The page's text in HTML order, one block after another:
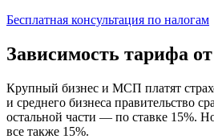
Бесплатная консультация по налогам
Зависимость тарифа
Крупный бизнес и МСП платят
и среднего бизнеса правительство
остальной части — по ставке 15%.
все также 15%.